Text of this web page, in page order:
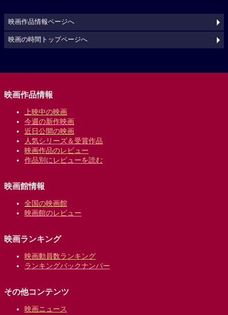
映画作品情報ページへ
映画の時間トップページへ
映画作品情報
上映中の映画
今週の新作映画
近日公開の映画
人気シリーズ＆受賞作品
映画作品のレビュー
作品別にレビューを読む
映画館情報
全国の映画館
映画館のレビュー
映画ランキング
映画動員数ランキング
ランキングバックナンバー
その他コンテンツ
映画ニュース